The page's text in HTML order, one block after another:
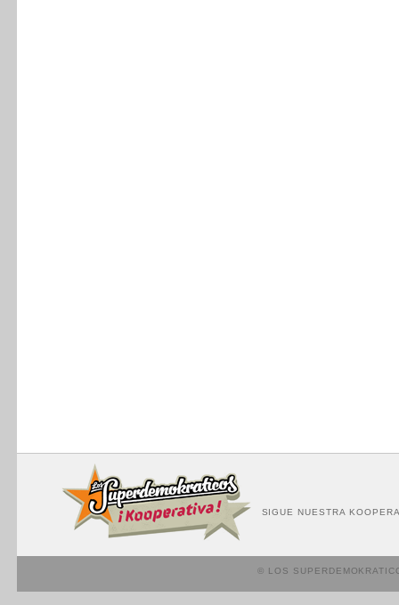
SIGUE NUESTRA
© LOS